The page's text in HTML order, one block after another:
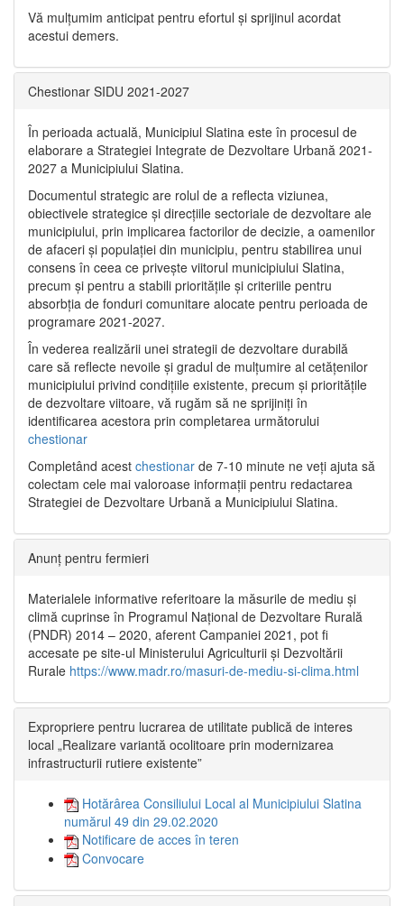
Vă mulţumim anticipat pentru efortul şi sprijinul acordat
acestui demers.
Chestionar SIDU 2021-2027
În perioada actuală, Municipiul Slatina este în procesul de
elaborare a Strategiei Integrate de Dezvoltare Urbană 2021‐
2027 a Municipiului Slatina.
Documentul strategic are rolul de a reflecta viziunea,
obiectivele strategice și direcțiile sectoriale de dezvoltare ale
municipiului, prin implicarea factorilor de decizie, a oamenilor
de afaceri și populației din municipiu, pentru stabilirea unui
consens în ceea ce privește viitorul municipiului Slatina,
precum și pentru a stabili prioritățile și criteriile pentru
absorbția de fonduri comunitare alocate pentru perioada de
programare 2021-2027.
În vederea realizării unei strategii de dezvoltare durabilă
care să reflecte nevoile și gradul de mulțumire al cetățenilor
municipiului privind condițiile existente, precum și prioritățile
de dezvoltare viitoare, vă rugăm să ne sprijiniți în
identificarea acestora prin completarea următorului
chestionar
Completând acest chestionar de 7-10 minute ne veți ajuta să
colectam cele mai valoroase informații pentru redactarea
Strategiei de Dezvoltare Urbană a Municipiului Slatina.
Anunț pentru fermieri
Materialele informative referitoare la măsurile de mediu și
climă cuprinse în Programul Național de Dezvoltare Rurală
(PNDR) 2014 – 2020, aferent Campaniei 2021, pot fi
accesate pe site-ul Ministerului Agriculturii și Dezvoltării
Rurale https://www.madr.ro/masuri-de-mediu-si-clima.html
Expropriere pentru lucrarea de utilitate publică de interes
local „Realizare variantă ocolitoare prin modernizarea
infrastructurii rutiere existente”
Hotărârea Consiliului Local al Municipiului Slatina
numărul 49 din 29.02.2020
Notificare de acces în teren
Convocare